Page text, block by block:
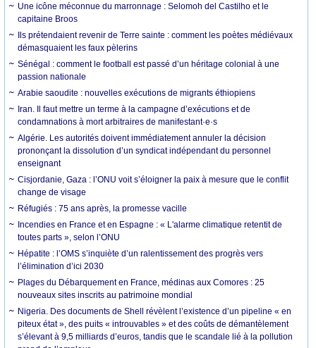
Une icône méconnue du marronnage : Selomoh del Castilho et le
capitaine Broos
Ils prétendaient revenir de Terre sainte : comment les poètes médiévaux
démasquaient les faux pèlerins
Sénégal : comment le football est passé d’un héritage colonial à une
passion nationale
Arabie saoudite : nouvelles exécutions de migrants éthiopiens
Iran. Il faut mettre un terme à la campagne d’exécutions et de
condamnations à mort arbitraires de manifestant·e·s
Algérie. Les autorités doivent immédiatement annuler la décision
prononçant la dissolution d’un syndicat indépendant du personnel
enseignant
Cisjordanie, Gaza : l’ONU voit s’éloigner la paix à mesure que le conflit
change de visage
Réfugiés : 75 ans après, la promesse vacille
Incendies en France et en Espagne : « L'alarme climatique retentit de
toutes parts », selon l’ONU
Hépatite : l’OMS s’inquiète d’un ralentissement des progrès vers
l’élimination d’ici 2030
Plages du Débarquement en France, médinas aux Comores : 25
nouveaux sites inscrits au patrimoine mondial
Nigeria. Des documents de Shell révèlent l’existence d’un pipeline « en
piteux état », des puits « introuvables » et des coûts de démantèlement
s’élevant à 9,5 milliards d’euros, tandis que le scandale lié à la pollution